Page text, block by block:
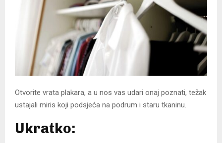
Otvorite vrata plakara, a u nos vas udari onaj poznati, težak
ustajali miris koji podsjeća na podrum i staru tkaninu.
Ukratko: